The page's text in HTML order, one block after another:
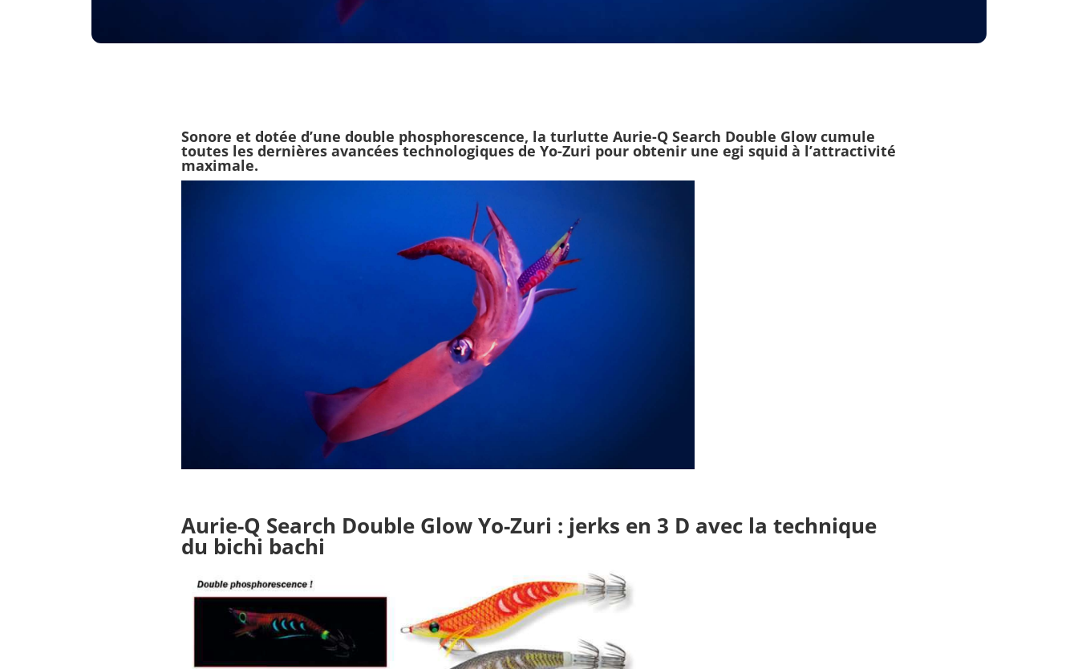
Sonore et dotée d’une double phosphorescence, la turlutte Aurie-Q Search Double Glowcumule
toutes les dernières avancées technologiques de Yo-Zuri pour obtenir une egi squid à l’attractivité
maximale.
Aurie-Q Search Double Glow Yo-Zuri : jerks en 3 D avec la technique
du bichi bachi